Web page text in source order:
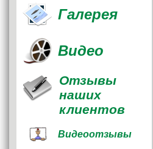
Галерея
Видео
Отзывы
наших
клиентов
Видеоотзывы